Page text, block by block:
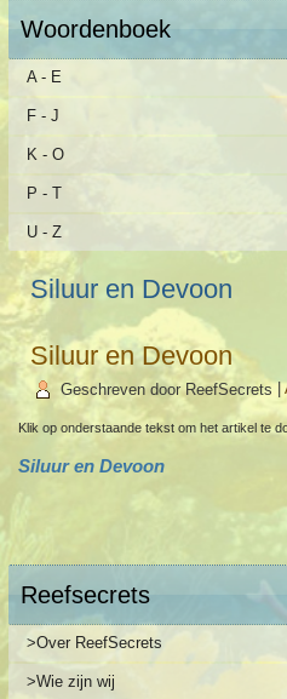
Woordenboek
A - E
F - J
K - O
P - T
U - Z
Siluur en Devoon
Siluur en Devoon
Geschreven door ReefSecrets |
Klik op onderstaande tekst om het artikel te
Siluur en Devoon
Reefsecrets
>Over ReefSecrets
>Wie zijn wij